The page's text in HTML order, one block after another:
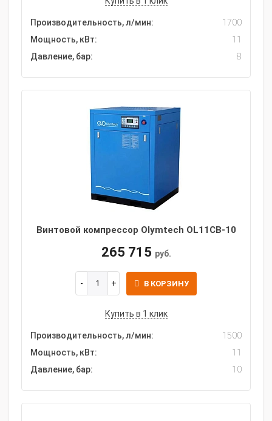
Производительность, л/мин:
1700
Мощность, кВт:
11
Давление, бар:
8
Винтовой компрессор Olymtech OL11CB-10
265 715 руб.
В КОРЗИНУ
Купить в 1 клик
Производительность, л/мин:
1500
Мощность, кВт:
11
Давление, бар:
10